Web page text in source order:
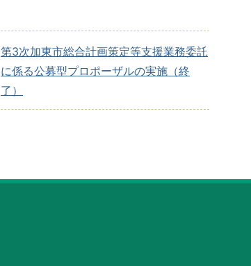
第3次加東市総合計画策定等支援業務委託
に係る公募型プロポーザルの実施（終
了）